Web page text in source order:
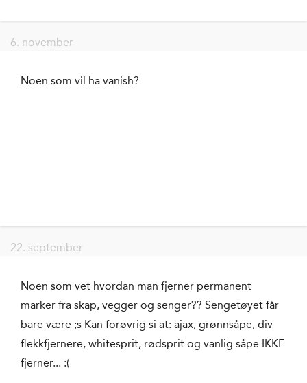
6. november
Noen som vil ha vanish?
22. september
Noen som vet hvordan man fjerner permanent
marker fra skap, vegger og senger?? Sengetøyet får
bare være ;s Kan forøvrig si at: ajax, grønnsåpe, div
flekkfjernere, whitesprit, rødsprit og vanlig såpe IKKE
fjerner... :(